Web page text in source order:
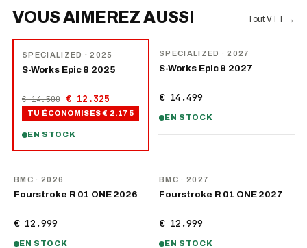
VOUS AIMEREZ AUSSI Tout VTT →
SPECIALIZED · 2025
S-Works Epic 8 2025
€ 14.500 € 12.325
TU ÉCONOMISES € 2.175
EN STOCK
SPECIALIZED · 2027
S-Works Epic 9 2027
€ 14.499
EN STOCK
BMC · 2026
Fourstroke R 01 ONE 2026
€ 12.999
EN STOCK
BMC · 2027
Fourstroke R 01 ONE 2027
€ 12.999
EN STOCK